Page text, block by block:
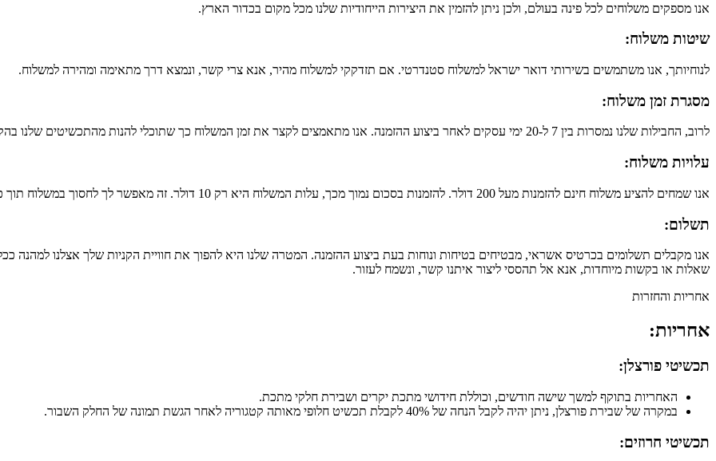
אנו מספקים משלוחים לכל פינה בעולם, ולכן ניתן להזמין את היצירות הייחודיות שלנו מכל מקום בכדור הארץ.
שיטות משלוח:
לנוחיותך, אנו משתמשים בשירותי דואר ישראל למשלוח סטנדרטי. אם תזדקקי למשלוח מהיר, אנא צרי קשר, ונמצא דרך מתאימה ומהירה למשלוח.
מסגרת זמן משלוח:
לרוב, החבילות שלנו נמסרות בין 7 ל-20 ימי עסקים לאחר ביצוע ההזמנה. אנו מתאמצים לקצר את זמן המשלוח כך שתוכלי להנות מהתכשיטים שלנו בהקדם האפשרי.
עלויות משלוח:
אנו שמחים להציע משלוח חינם להזמנות מעל 200 דולר. להזמנות בסכום נמוך מכך, עלות המשלוח היא רק 10 דולר. זה מאפשר לך לחסוך במשלוח תוך כדי קבלת תכשיט ייחודי במחיר ידידותי.
תשלום:
אנו מקבלים תשלומים בכרטיס אשראי, מבטיחים בטיחות ונוחות בעת ביצוע ההזמנה. המטרה שלנו היא להפוך את חוויית הקניות שלך אצלנו למהנה
שאלות או בקשות מיוחדות, אנא אל תהססי ליצור איתנו קשר, ונשמח לעזור.
אחריות והחזרות
אחריות:
תכשיטי פורצלן:
האחריות בתוקף למשך שישה חודשים, וכוללת חידושי מתכת יקרים ושבירת חלקי מתכת.
במקרה של שבירת פורצלן, ניתן יהיה לקבל הנחה של 40% לקבלת תכשיט חלופי מאותה קטגוריה לאחר הגשת תמונה של החלק השבור.
תכשיטי חרוזים: